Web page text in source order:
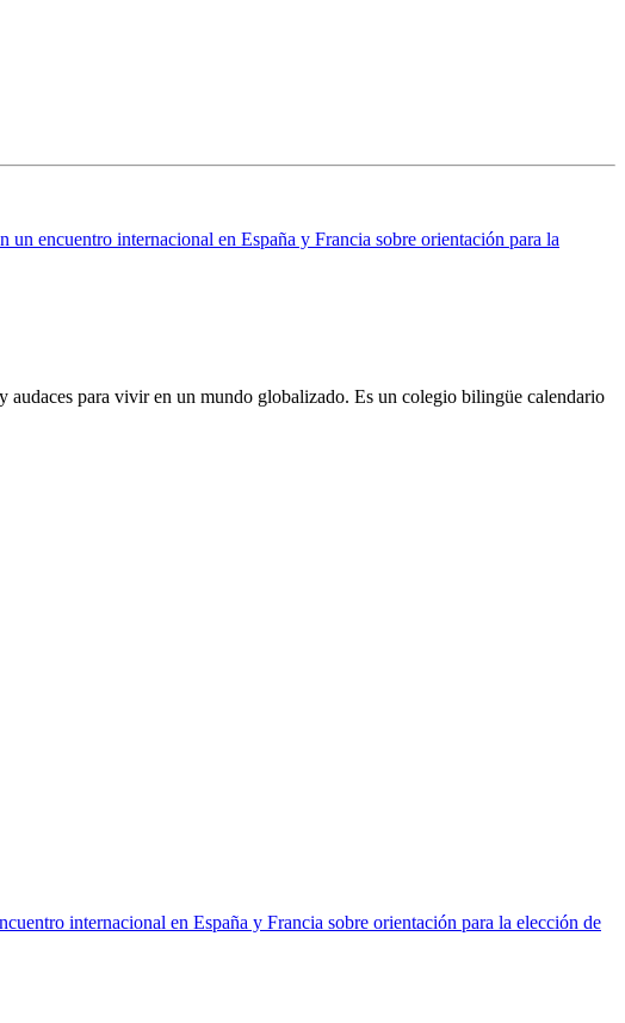
encuentro internacional en España y Francia sobre orientación para la
para vivir en un mundo globalizado. Es un colegio bilingüe calendario
internacional en España y Francia sobre orientación para la elección de